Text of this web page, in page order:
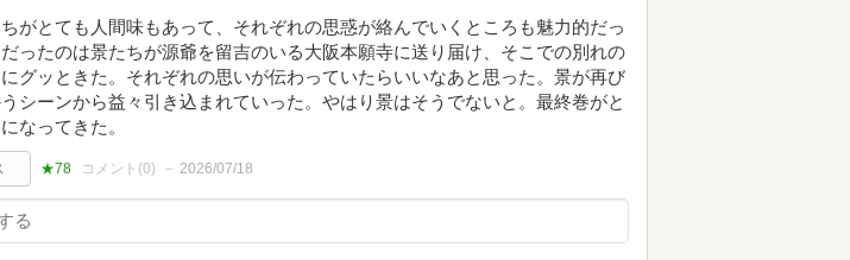
がとても人間味もあって、それぞれの思惑が絡んでいくところも魅力的だっ
ったのは景たちが源爺を留吉のいる大阪本願寺に送り届け、そこでの別れの
グッときた。それぞれの思いが伝わっていたらいいなあと思った。景が再び
シーンから益々引き込まれていった。やはり景はそうでないと。最終巻がと
なってきた。
★78 コメント(0) 2026/07/18